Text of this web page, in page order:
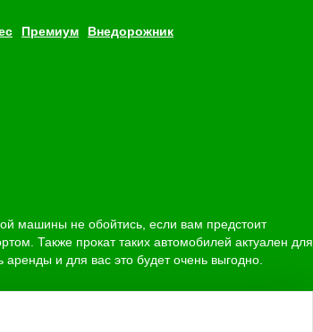
премиум
внедорожник
машины не обойтись, если вам предстоит
Также прокат таких автомобилей актуален для
и для вас это будет очень выгодно.